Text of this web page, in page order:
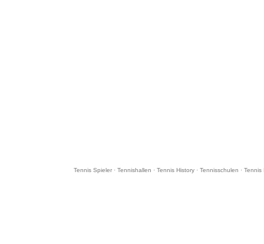
Tennis Spieler· Tennishallen · Tennis History· Tennisschulen · Tennis